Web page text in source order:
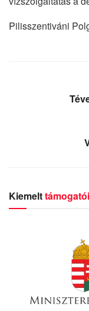
Pilisszentiváni
Kiemelt